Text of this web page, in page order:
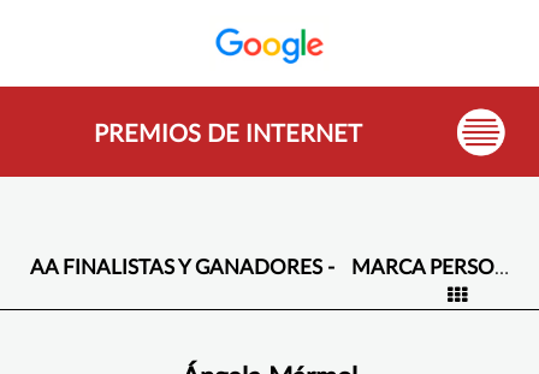
PREMIOS DE INTERNET
AA FINALISTAS Y GANADORES - MARCA PERSONAL Y CREADORES DE CONTENIDO -